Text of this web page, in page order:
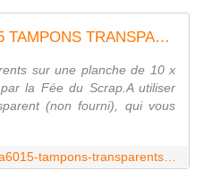
FDSTTA6015 FDSTT6015 TAMPONS TRANSPARENTS A6 PAPILLONS FEE DU SCRAP
sur une planche de 10 x
la Fée du Scrap.A utiliser
(non fourni), qui vous